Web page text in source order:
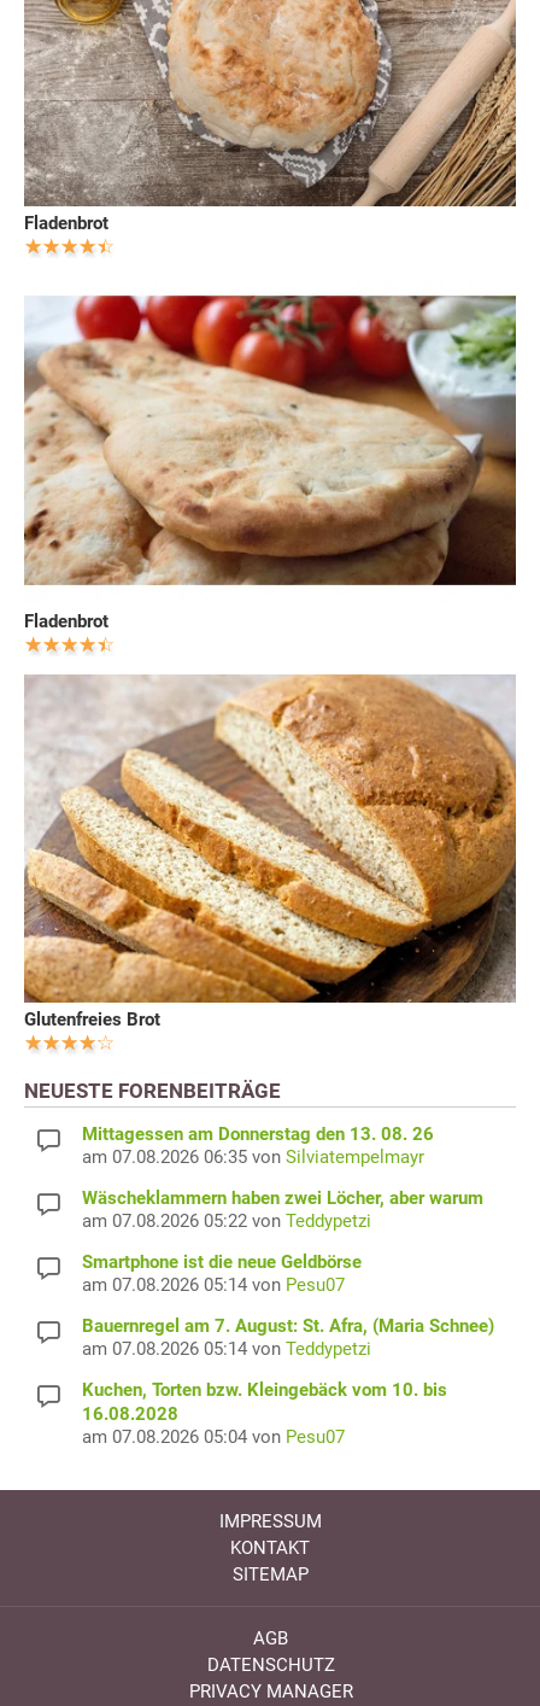
Fladenbrot
Fladenbrot
Glutenfreies Brot
NEUESTE FORENBEITRÄGE
Mittagessen am Donnerstag den 13. 08. 26
am 07.08.2026 06:35 von Silviatempelmayr
Wäscheklammern haben zwei Löcher, aber warum
am 07.08.2026 05:22 von Teddypetzi
Smartphone ist die neue Geldbörse
am 07.08.2026 05:14 von Pesu07
Bauernregel am 7. August: St. Afra, (Maria Schnee)
am 07.08.2026 05:14 von Teddypetzi
Kuchen, Torten bzw. Kleingebäck vom 10. bis
16.08.2028
am 07.08.2026 05:04 von Pesu07
IMPRESSUM
KONTAKT
SITEMAP
AGB
DATENSCHUTZ
PRIVACY MANAGER